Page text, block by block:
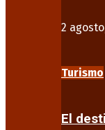
2
Turismo
El